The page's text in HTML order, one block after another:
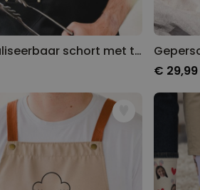
Personaliseerbaar schort met tekst en symbool
€ 29,99